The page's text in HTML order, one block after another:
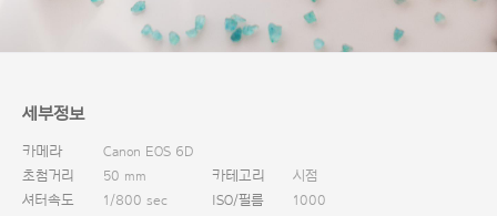
세부정보
카메라
Canon EOS 6D
초첨거리
50 mm 카테고리
시점
셔터속도
1/800 sec ISO/필름
1000